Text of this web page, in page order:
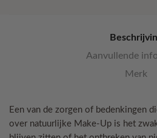
Aanvullende
Merk
Een van de zorgen of bedenkingen
over natuurlijke Make-Up is het